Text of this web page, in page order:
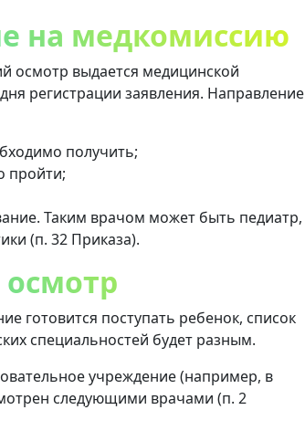
на медкомиссию
осмотр выдается медицинской
регистрации заявления. Направление
получить;
пройти;
Таким врачом может быть педиатр,
(п. 32 Приказа).
готовится поступать ребенок, список
специальностей будет разным.
учреждение (например, в
следующими врачами (п. 2